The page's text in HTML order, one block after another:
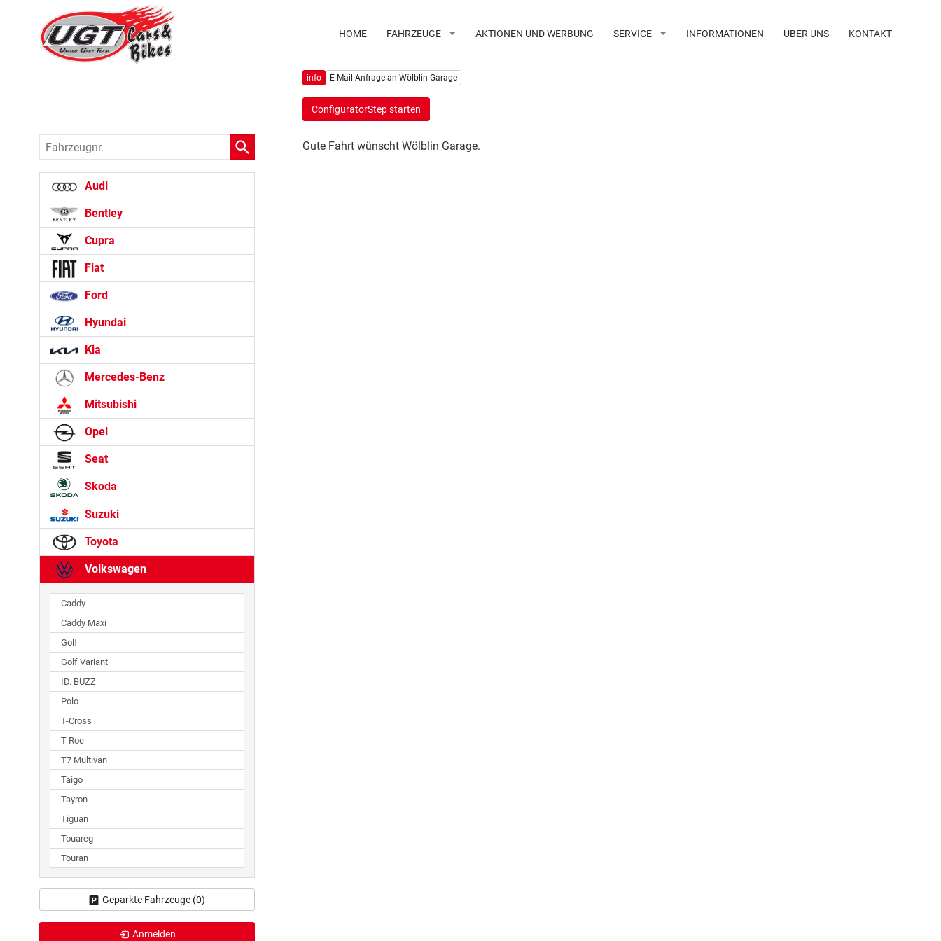
HOME FAHRZEUGE AKTIONEN UND WERBUNG SERVICE INFORMATIONEN ÜBER UNS KONTAKT
info E-Mail-Anfrage an Wölblin Garage
ConfiguratorStep starten
Gute Fahrt wünscht Wölblin Garage.
Fahrzeugnr.
Audi
Bentley
Cupra
Fiat
Ford
Hyundai
Kia
Mercedes-Benz
Mitsubishi
Opel
Seat
Skoda
Suzuki
Toyota
Volkswagen
Caddy
Caddy Maxi
Golf
Golf Variant
ID. BUZZ
Polo
T-Cross
T-Roc
T7 Multivan
Taigo
Tayron
Tiguan
Touareg
Touran
Geparkte Fahrzeuge (0)
Anmelden